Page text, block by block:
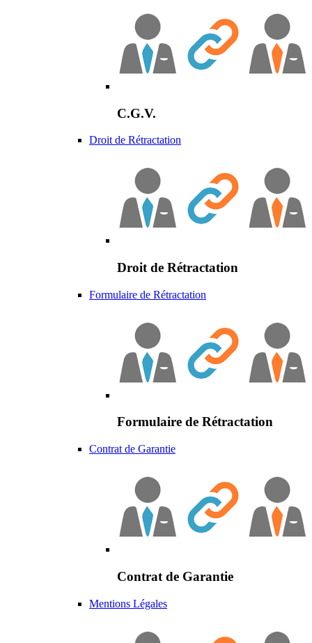
C.G.V.
Droit de Rétractation
Droit de Rétractation
Formulaire de Rétractation
Formulaire de Rétractation
Contrat de Garantie
Contrat de Garantie
Mentions Légales